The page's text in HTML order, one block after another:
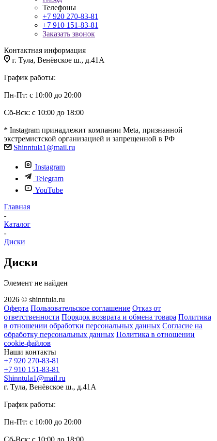
Телефоны
+7 920 270-83-81
+7 910 151-83-81
Заказать звонок
Контактная информация
г. Тула, Венёвское ш., д.41А
График работы:
Пн-Пт: с 10:00 до 20:00
Сб-Вск: с 10:00 до 18:00
* Instagram принадлежит компании Meta, признанной
экстремистской организацией и запрещенной в РФ
Shinntula1@mail.ru
Instagram
Telegram
YouTube
Главная
-
Каталог
-
Диски
Диски
Элемент не найден
2026 © shinntula.ru
Оферта Пользовательское соглашение Отказ от
ответственности Порядок возврата и обмена товара Политика
в отношении обработки персональных данных Согласие на
обработку персональных данных Политика в отношении
cookie-файлов
Наши контакты
+7 920 270-83-81
+7 910 151-83-81
Shinntula1@mail.ru
г. Тула, Венёвское ш., д.41А
График работы:
Пн-Пт: с 10:00 до 20:00
Сб-Вск: с 10:00 до 18:00